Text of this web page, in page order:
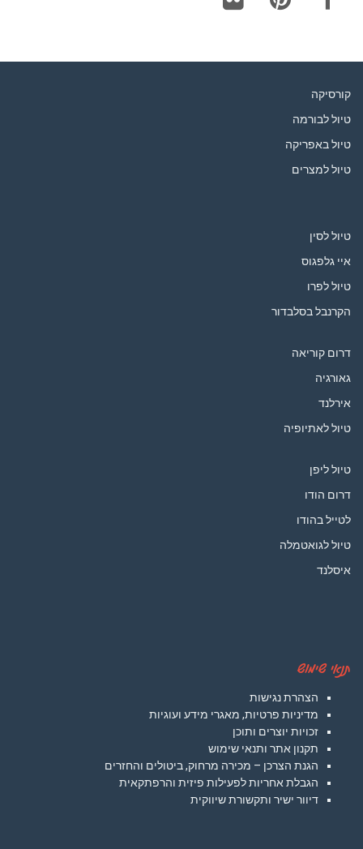
קורסיקה
טיול לבורמה
טיול באפריקה
טיול למצרים
טיול לסין
איי גלפגוס
טיול לפרו
הקרנבל בסלבדור
דרום קוריאה
גאורגיה
אירלנד
טיול לאתיופיה
טיול ליפן
דרום הודו
לטייל בהודו
טיול לגואטמלה
איסלנד
תנאי שימוש
הצהרת נגישות
מדיניות פרטיות, מאגרי מידע ועוגיות
זכויות יוצרים ותוכן
תקנון אתר ותנאי שימוש
הגנת הצרכן – מכירה מרחוק, ביטולים והחזרים
הגבלת אחריות לפעילות פיזית והרפתקאית
דיוור ישיר ותקשורת שיווקית